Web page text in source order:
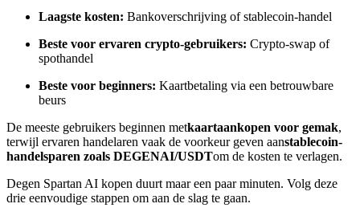
Geniet van winstdeling en copy trading commissies
Informatie
Laagste kosten: Bankoverschrijving of stablecoin-handel
Beste voor ervaren crypto-gebruikers: Crypto-swap of
spothandel
Beste voor beginners: Kaartbetaling via een betrouwbare
beurs
De meeste gebruikers beginnen metkaartaankopen voor gemak,
terwijl ervaren handelaren vaak de voorkeur geven aanstablecoin-
handelsparen zoals DEGENAI/USDTom de kosten te verlagen.
Degen Spartan AI kopen duurt maar een paar minuten. Volg deze
drie eenvoudige stappen om aan de slag te gaan.